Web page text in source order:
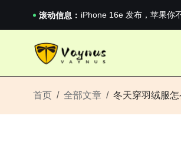
滚动信息： iPhone 16e 发布，苹果你
2026澳网男单收官：全满
iPhone 16e 发布，苹果你
首页 全部文章 冬天穿羽绒服